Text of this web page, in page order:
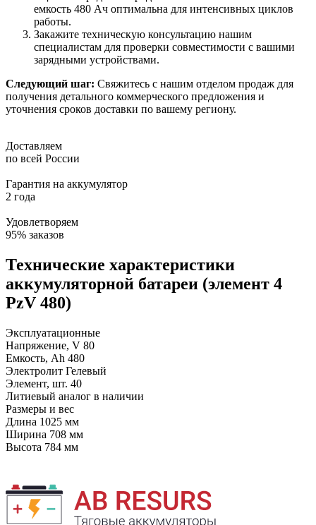
емкость 480 Ач оптимальна для интенсивных циклов
работы.
Закажите техническую консультацию нашим
специалистам для проверки совместимости с вашими
зарядными устройствами.
Следующий шаг: Свяжитесь с нашим отделом продаж для
получения детального коммерческого предложения и
уточнения сроков доставки по вашему региону.
Доставляем
по всей России
Гарантия на аккумулятор
2 года
Удовлетворяем
95% заказов
Технические характеристики
аккумуляторной батареи (элемент 4
PzV 480)
Эксплуатационные
Напряжение, V 80
Емкость, Ah 480
Электролит Гелевый
Элемент, шт. 40
Литиевый аналог в наличии
Размеры и вес
Длина 1025 мм
Ширина 708 мм
Высота 784 мм